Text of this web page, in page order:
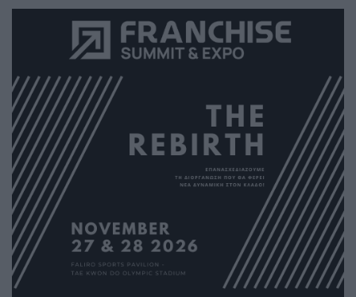
Urban Steel Expo 2027: O κλάδος της
συγκόλλησης και της κοπής έχει πλέον ένα
νέο σπίτι
Διεθνή
Έως 31 Μαΐου 2026 οι κρατήσεις Early Bird
για συμμετοχή στη LIGNA 2027
Διεθνή
H interpack 2026, απέδειξε για άλλη μια